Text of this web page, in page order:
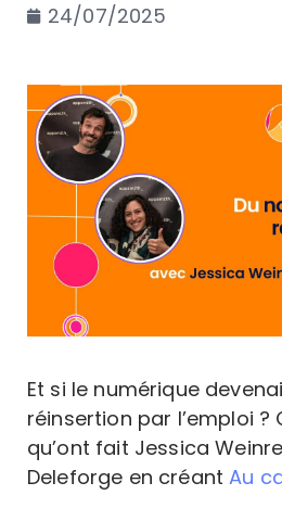
24/07/2025
Et si le numérique
réinsertion par l’emploi ?
qu’ont fait Jessica
Deleforge en créantAu